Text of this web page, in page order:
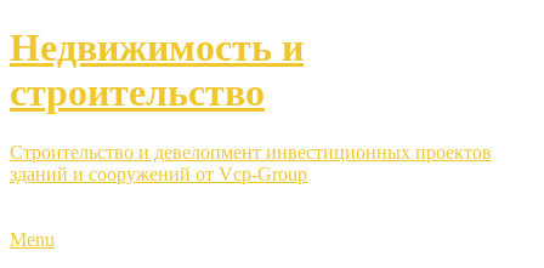
Недвижимость и
строительство
Строительство и девелопмент инвестиционных проектов
зданий и сооружений от Vcp-Group
Menu